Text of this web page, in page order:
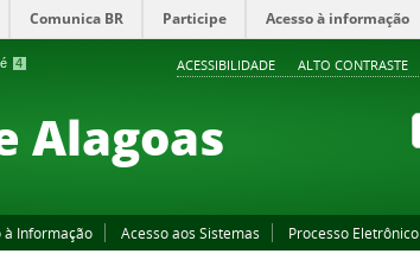
4 ACESSIBILIDADE ALTO CONTRASTE
Comunica BR Participe Acesso à informação
Alagoas
à Informação Acesso aos Sistemas Processo Eletrônico